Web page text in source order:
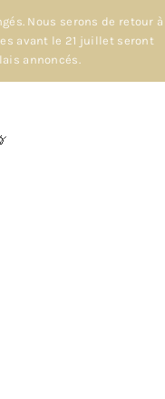
Nous serons de retour à
avant le 21 juillet seront
annoncés.